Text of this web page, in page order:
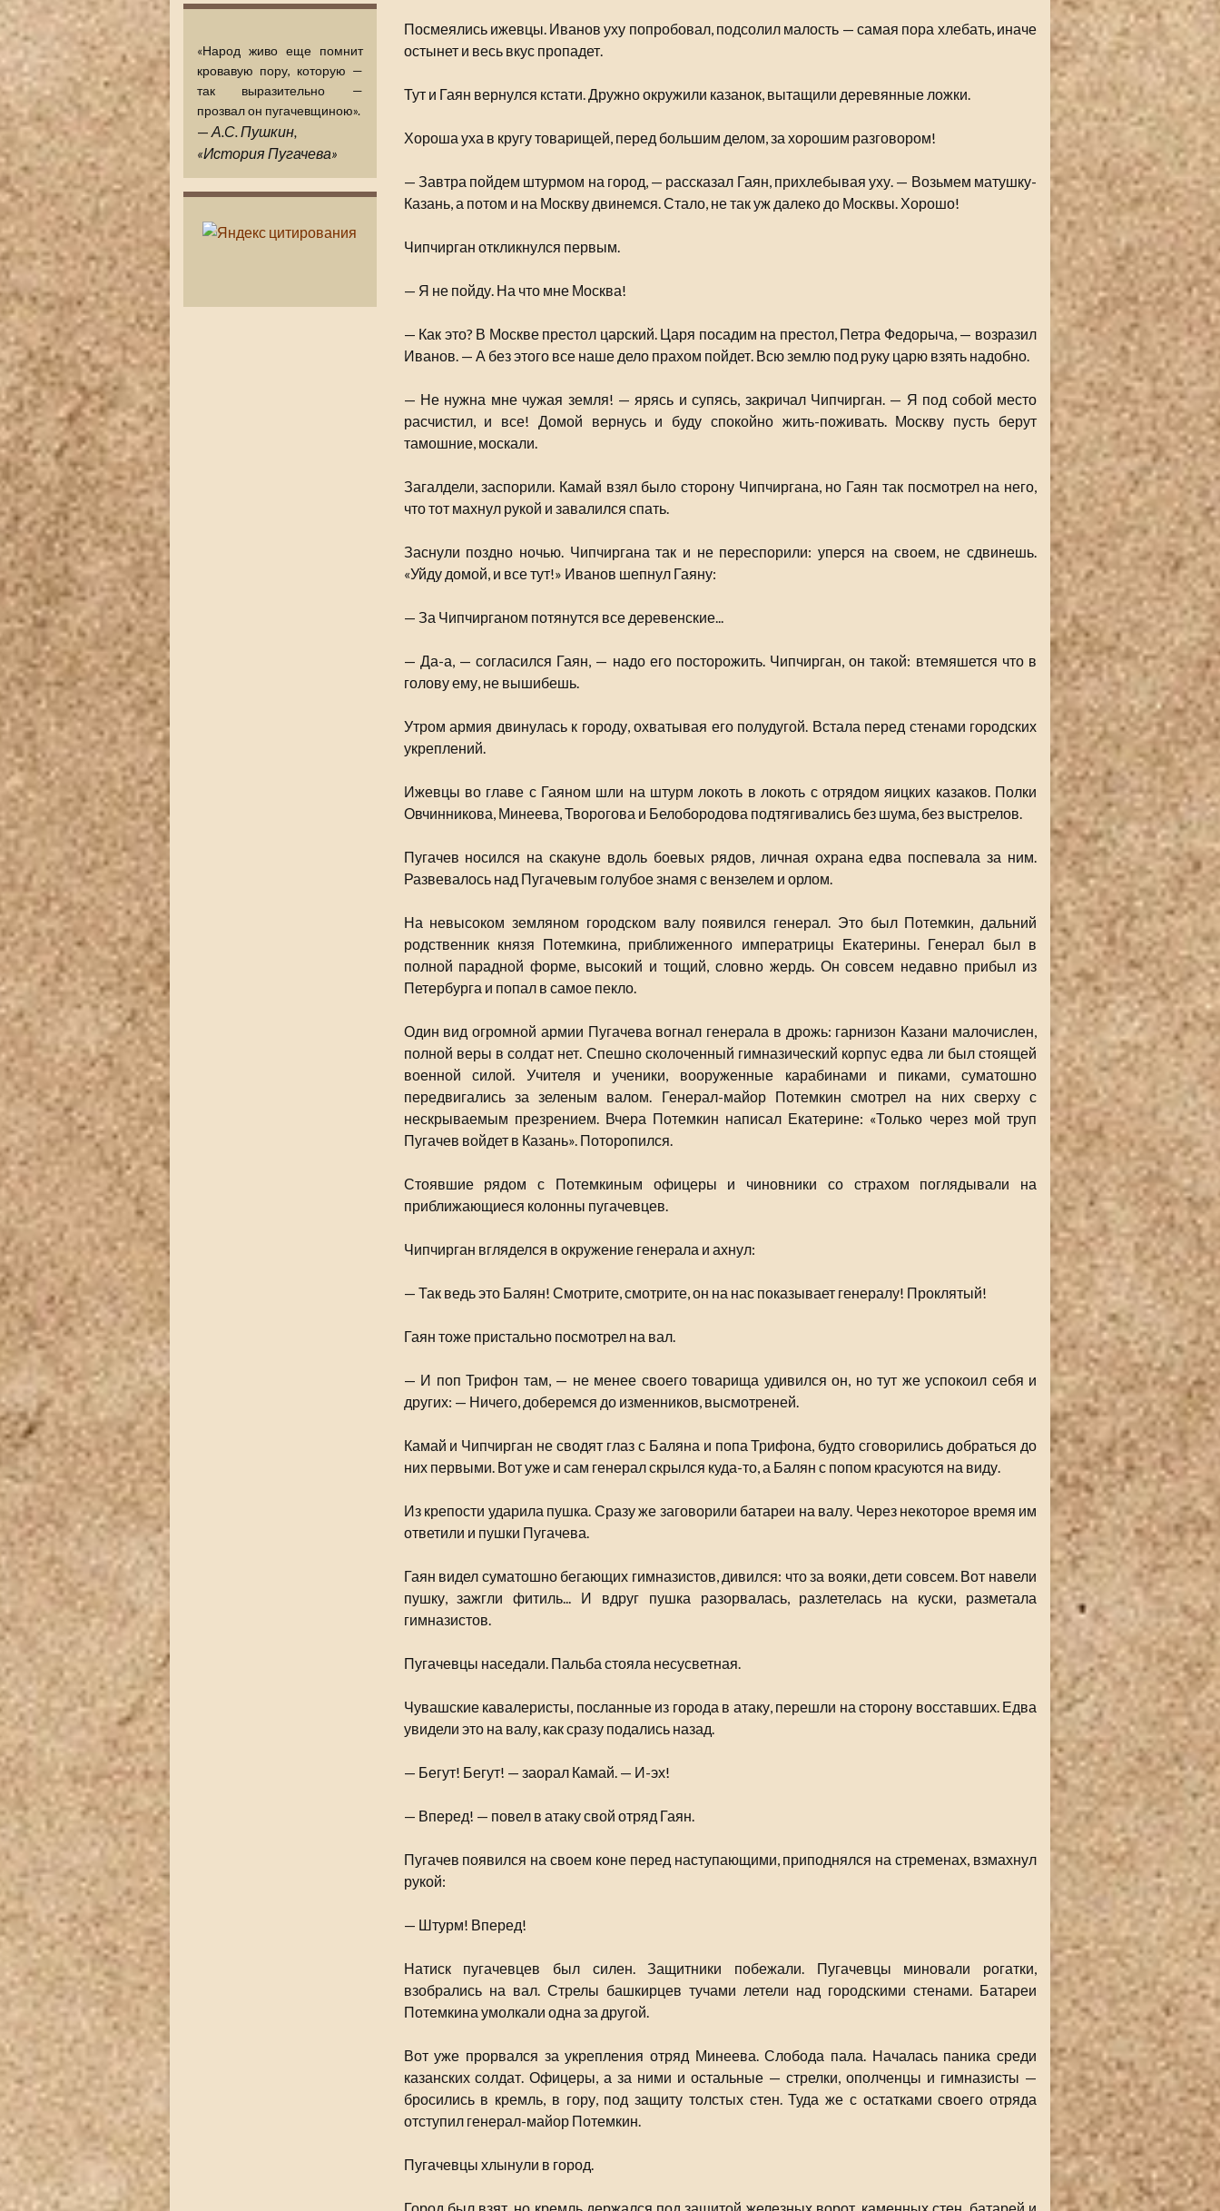
«Народ живо еще помнит
кровавую пору, которую —
так выразительно —
прозвал он пугачевщиною».
— А.С. Пушкин,
«История Пугачева»
Посмеялись ижевцы. Иванов уху попробовал, подсолил малость — самая пора хлебать, иначе
остынет и весь вкус пропадет.
Тут и Гаян вернулся кстати. Дружно окружили казанок, вытащили деревянные ложки.
Хороша уха в кругу товарищей, перед большим делом, за хорошим разговором!
— Завтра пойдем штурмом на город, — рассказал Гаян, прихлебывая уху. — Возьмем матушку-
Казань, а потом и на Москву двинемся. Стало, не так уж далеко до Москвы. Хорошо!
Чипчирган откликнулся первым.
— Я не пойду. На что мне Москва!
— Как это? В Москве престол царский. Царя посадим на престол, Петра Федорыча, — возразил
Иванов. — А без этого все наше дело прахом пойдет. Всю землю под руку царю взять надобно.
— Не нужна мне чужая земля! — ярясь и супясь, закричал Чипчирган. — Я под собой место
расчистил, и все! Домой вернусь и буду спокойно жить-поживать. Москву пусть берут
тамошние, москали.
Загалдели, заспорили. Камай взял было сторону Чипчиргана, но Гаян так посмотрел на него,
что тот махнул рукой и завалился спать.
Заснули поздно ночью. Чипчиргана так и не переспорили: уперся на своем, не сдвинешь.
«Уйду домой, и все тут!» Иванов шепнул Гаяну:
— За Чипчирганом потянутся все деревенские...
— Да-а, — согласился Гаян, — надо его посторожить. Чипчирган, он такой: втемяшется что в
голову ему, не вышибешь.
Утром армия двинулась к городу, охватывая его полудугой. Встала перед стенами городских
укреплений.
Ижевцы во главе с Гаяном шли на штурм локоть в локоть с отрядом яицких казаков. Полки
Овчинникова, Минеева, Творогова и Белобородова подтягивались без шума, без выстрелов.
Пугачев носился на скакуне вдоль боевых рядов, личная охрана едва поспевала за ним.
Развевалось над Пугачевым голубое знамя с вензелем и орлом.
На невысоком земляном городском валу появился генерал. Это был Потемкин, дальний
родственник князя Потемкина, приближенного императрицы Екатерины. Генерал был в
полной парадной форме, высокий и тощий, словно жердь. Он совсем недавно прибыл из
Петербурга и попал в самое пекло.
Один вид огромной армии Пугачева вогнал генерала в дрожь: гарнизон Казани малочислен,
полной веры в солдат нет. Спешно сколоченный гимназический корпус едва ли был стоящей
военной силой. Учителя и ученики, вооруженные карабинами и пиками, суматошно
передвигались за зеленым валом. Генерал-майор Потемкин смотрел на них сверху с
нескрываемым презрением. Вчера Потемкин написал Екатерине: «Только через мой труп
Пугачев войдет в Казань». Поторопился.
Стоявшие рядом с Потемкиным офицеры и чиновники со страхом поглядывали на
приближающиеся колонны пугачевцев.
Чипчирган вгляделся в окружение генерала и ахнул:
— Так ведь это Балян! Смотрите, смотрите, он на нас показывает генералу! Проклятый!
Гаян тоже пристально посмотрел на вал.
— И поп Трифон там, — не менее своего товарища удивился он, но тут же успокоил себя и
других: — Ничего, доберемся до изменников, высмотреней.
Камай и Чипчирган не сводят глаз с Баляна и попа Трифона, будто сговорились добраться до
них первыми. Вот уже и сам генерал скрылся куда-то, а Балян с попом красуются на виду.
Из крепости ударила пушка. Сразу же заговорили батареи на валу. Через некоторое время им
ответили и пушки Пугачева.
Гаян видел суматошно бегающих гимназистов, дивился: что за вояки, дети совсем. Вот навели
пушку, зажгли фитиль... И вдруг пушка разорвалась, разлетелась на куски, разметала
гимназистов.
Пугачевцы наседали. Пальба стояла несусветная.
Чувашские кавалеристы, посланные из города в атаку, перешли на сторону восставших. Едва
увидели это на валу, как сразу подались назад.
— Бегут! Бегут! — заорал Камай. — И-эх!
— Вперед! — повел в атаку свой отряд Гаян.
Пугачев появился на своем коне перед наступающими, приподнялся на стременах, взмахнул
рукой:
— Штурм! Вперед!
Натиск пугачевцев был силен. Защитники побежали. Пугачевцы миновали рогатки,
взобрались на вал. Стрелы башкирцев тучами летели над городскими стенами. Батареи
Потемкина умолкали одна за другой.
Вот уже прорвался за укрепления отряд Минеева. Слобода пала. Началась паника среди
казанских солдат. Офицеры, а за ними и остальные — стрелки, ополченцы и гимназисты —
бросились в кремль, в гору, под защиту толстых стен. Туда же с остатками своего отряда
отступил генерал-майор Потемкин.
Пугачевцы хлынули в город.